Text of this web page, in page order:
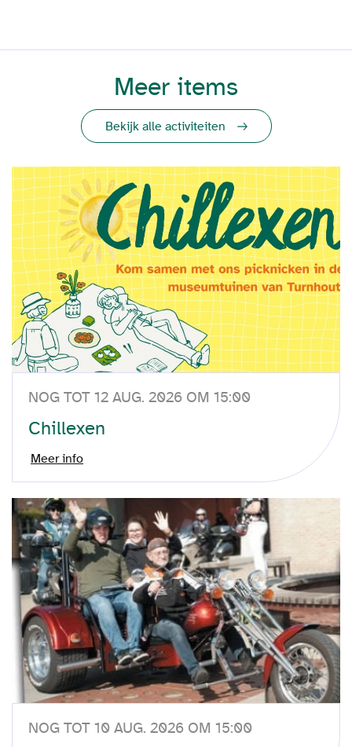
Meer items
Bekijk alle activiteiten
NOG TOT 12 AUG. 2026 OM 15:00
Chillexen
Meer info
NOG TOT 10 AUG. 2026 OM 15:00